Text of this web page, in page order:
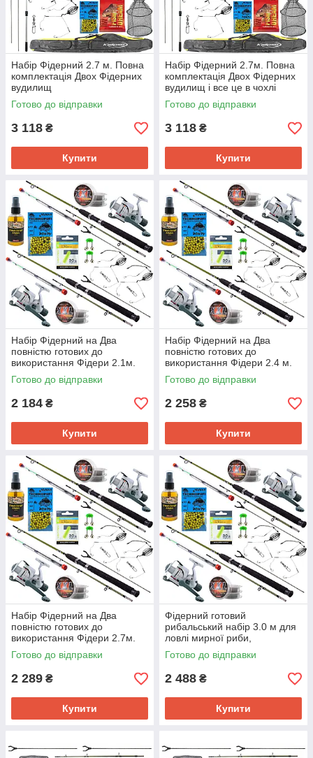
Набір Фідерний 2.7 м. Повна
комплектація Двох Фідерних
вудилищ
Готово до відправки
3 118 ₴
Купити
Набір Фідерний 2.7м. Повна
комплектація Двох Фідерних
вудилищ і все це в чохлі
150см.
Готово до відправки
3 118 ₴
Купити
Набір Фідерний на Два
повністю готових до
використання Фідери 2.1м.
Готово до відправки
2 184 ₴
Купити
Набір Фідерний на Два
повністю готових до
використання Фідери 2.4 м.
Готово до відправки
2 258 ₴
Купити
Набір Фідерний на Два
повністю готових до
використання Фідери 2.7м.
Готово до відправки
2 289 ₴
Купити
Фідерний готовий
рибальський набір 3.0 м для
ловлі мирної риби,
рибальський комплект
Готово до відправки
2 488 ₴
Купити